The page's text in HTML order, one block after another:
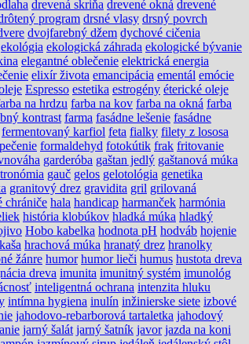
drevená skriňa drevené okná drevené
program drsné vlasy drsný povrch
dvojfarebný džem dychové cičenia
ekológia ekologická záhrada ekologické bývanie
elegantné oblečenie elektrická energia
elixír života emancipácia ementál emócie
Espresso estetika estrogény éterické oleje
na hrdzu farba na kov farba na okná farba
kontrast farma fasádne lešenie fasádne
fermentovaný karfiol feta fialky filety z lososa
formaldehyd fotokútik frak fritovanie
garderóba gaštan jedlý gaštanová múka
gauč gelos gelotológia genetika
granitový drez gravidita gril grilovaná
chrániče hala handicap harmanček harmónia
história klobúkov hladká múka hladký
Hobo kabelka hodnota pH hodváb hojenie
hrachová múka hranatý drez hranolky
žánre humor humor lieči humus hustota dreva
dreva imunita imunitný systém imunológ
inteligentná ochrana intenzita hluku
intímna hygiena inulín inžinierske siete izbové
jahodovo-rebarborová tartaletka jahodový
jarný šalát jarný šatník javor jazda na koni